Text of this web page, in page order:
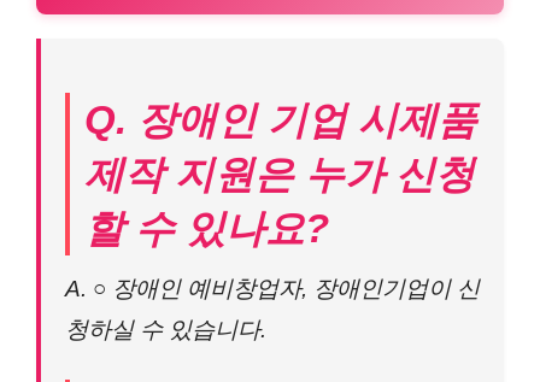
Q. 장애인 기업 시제품
제작 지원은 누가 신청
할 수 있나요?
A. ○ 장애인 예비창업자, 장애인기업이 신
청하실 수 있습니다.